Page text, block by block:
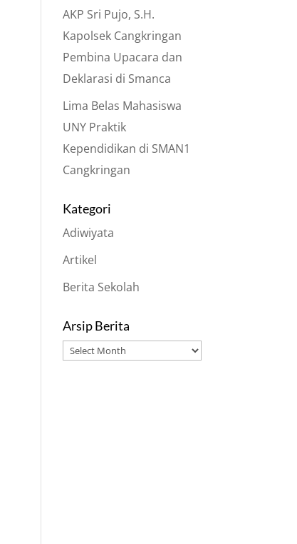
AKP Sri Pujo, S.H.
Kapolsek Cangkringan
Pembina Upacara dan
Deklarasi di Smanca
Lima Belas Mahasiswa
UNY Praktik
Kependidikan di SMAN1
Cangkringan
Kategori
Adiwiyata
Artikel
Berita Sekolah
Arsip Berita
Arsip